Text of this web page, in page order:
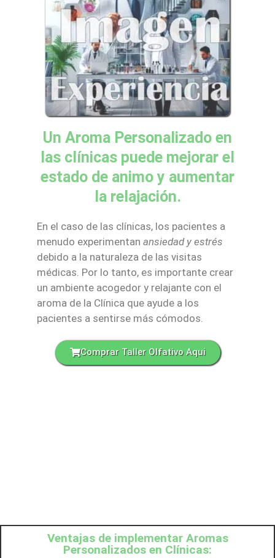
Un Aroma Personalizado en
las clínicas puede mejorar el
estado de animo y aumentar
la relajación.
En el caso de las clínicas, los pacientes a
menudo experimentan ansiedad y estrés
debido a la naturaleza de las visitas
médicas. Por lo tanto, es importante crear
un ambiente acogedor y relajante con el
aroma de la Clínica que ayude a los
pacientes a sentirse más cómodos.
Comprar Taller Olfativo Aqui
Ventajas de implementar Aromas
Personalizados en Clínicas: